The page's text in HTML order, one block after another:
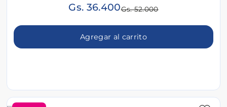
Gs. 36.400Gs. 52.000
Agregar al carrito